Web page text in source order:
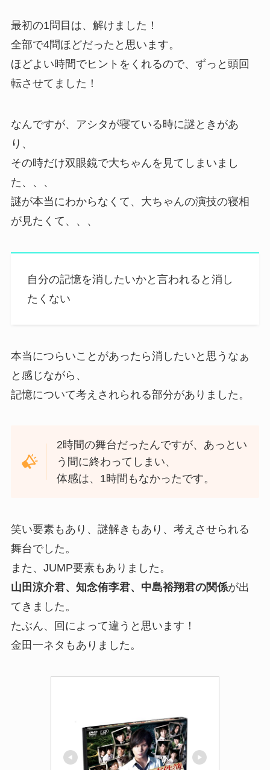
最初の1問目は、解けました！
全部で4問ほどだったと思います。
ほどよい時間でヒントをくれるので、ずっと頭回
転させてました！
なんですが、アシタが寝ている時に謎ときがあ
り、
その時だけ双眼鏡で大ちゃんを見てしまいまし
た、、、
謎が本当にわからなくて、大ちゃんの演技の寝相
が見たくて、、、
自分の記憶を消したいかと言われると消し
たくない
本当につらいことがあったら消したいと思うなぁ
と感じながら、
記憶について考えされられる部分がありました。
2時間の舞台だったんですが、あっとい
う間に終わってしまい、
体感は、1時間もなかったです。
笑い要素もあり、謎解きもあり、考えさせられる
舞台でした。
また、 JUMP要素もありました。
山田涼介君、知念侑李君、中島裕翔君の関係が出
てきました。
たぶん、回によって違うと思います！
金田一ネタもありました。